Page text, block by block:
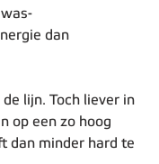
dan
lijn. Toch liever in
op een zo hoog
dan minder hard te